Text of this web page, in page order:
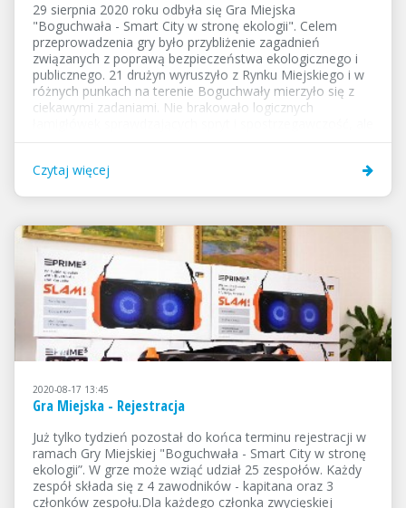
29 sierpnia 2020 roku odbyła się Gra Miejska
"Boguchwała - Smart City w stronę ekologii". Celem
przeprowadzenia gry było przybliżenie zagadnień
związanych z poprawą bezpieczeństwa ekologicznego i
publicznego. 21 drużyn wyruszyło z Rynku Miejskiego i w
różnych punkach na terenie Boguchwały mierzyło się z
ciekawymi zadaniami. Nie brakowało logicznych
dzieci, młodzież oraz dorośli. Na zwycięzców czekały
rekonfigurowany dynamicznie system monitoringu
bezpieczeństwa...
Czytaj więcej
2020-08-17 13:45
Gra Miejska - Rejestracja
Już tylko tydzień pozostał do końca terminu rejestracji w
ramach Gry Miejskiej "Boguchwała - Smart City w stronę
ekologii”. W grze może wziąć udział 25 zespołów. Każdy
zespół składa się z 4 zawodników - kapitana oraz 3
członków zespołu.Dla każdego członka zwycięskiej